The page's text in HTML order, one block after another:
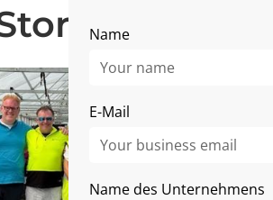
Name
E-Mail
Name des Unternehmens